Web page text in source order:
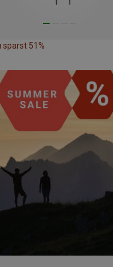
sparst 51%